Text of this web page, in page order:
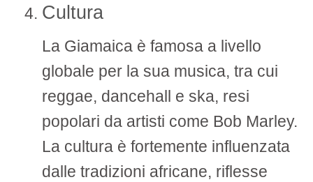
Cultura
La Giamaica è famosa a livello
globale per la sua musica, tra cui
reggae, dancehall e ska, resi
popolari da artisti come Bob Marley.
La cultura è fortemente influenzata
dalle tradizioni africane, riflesse